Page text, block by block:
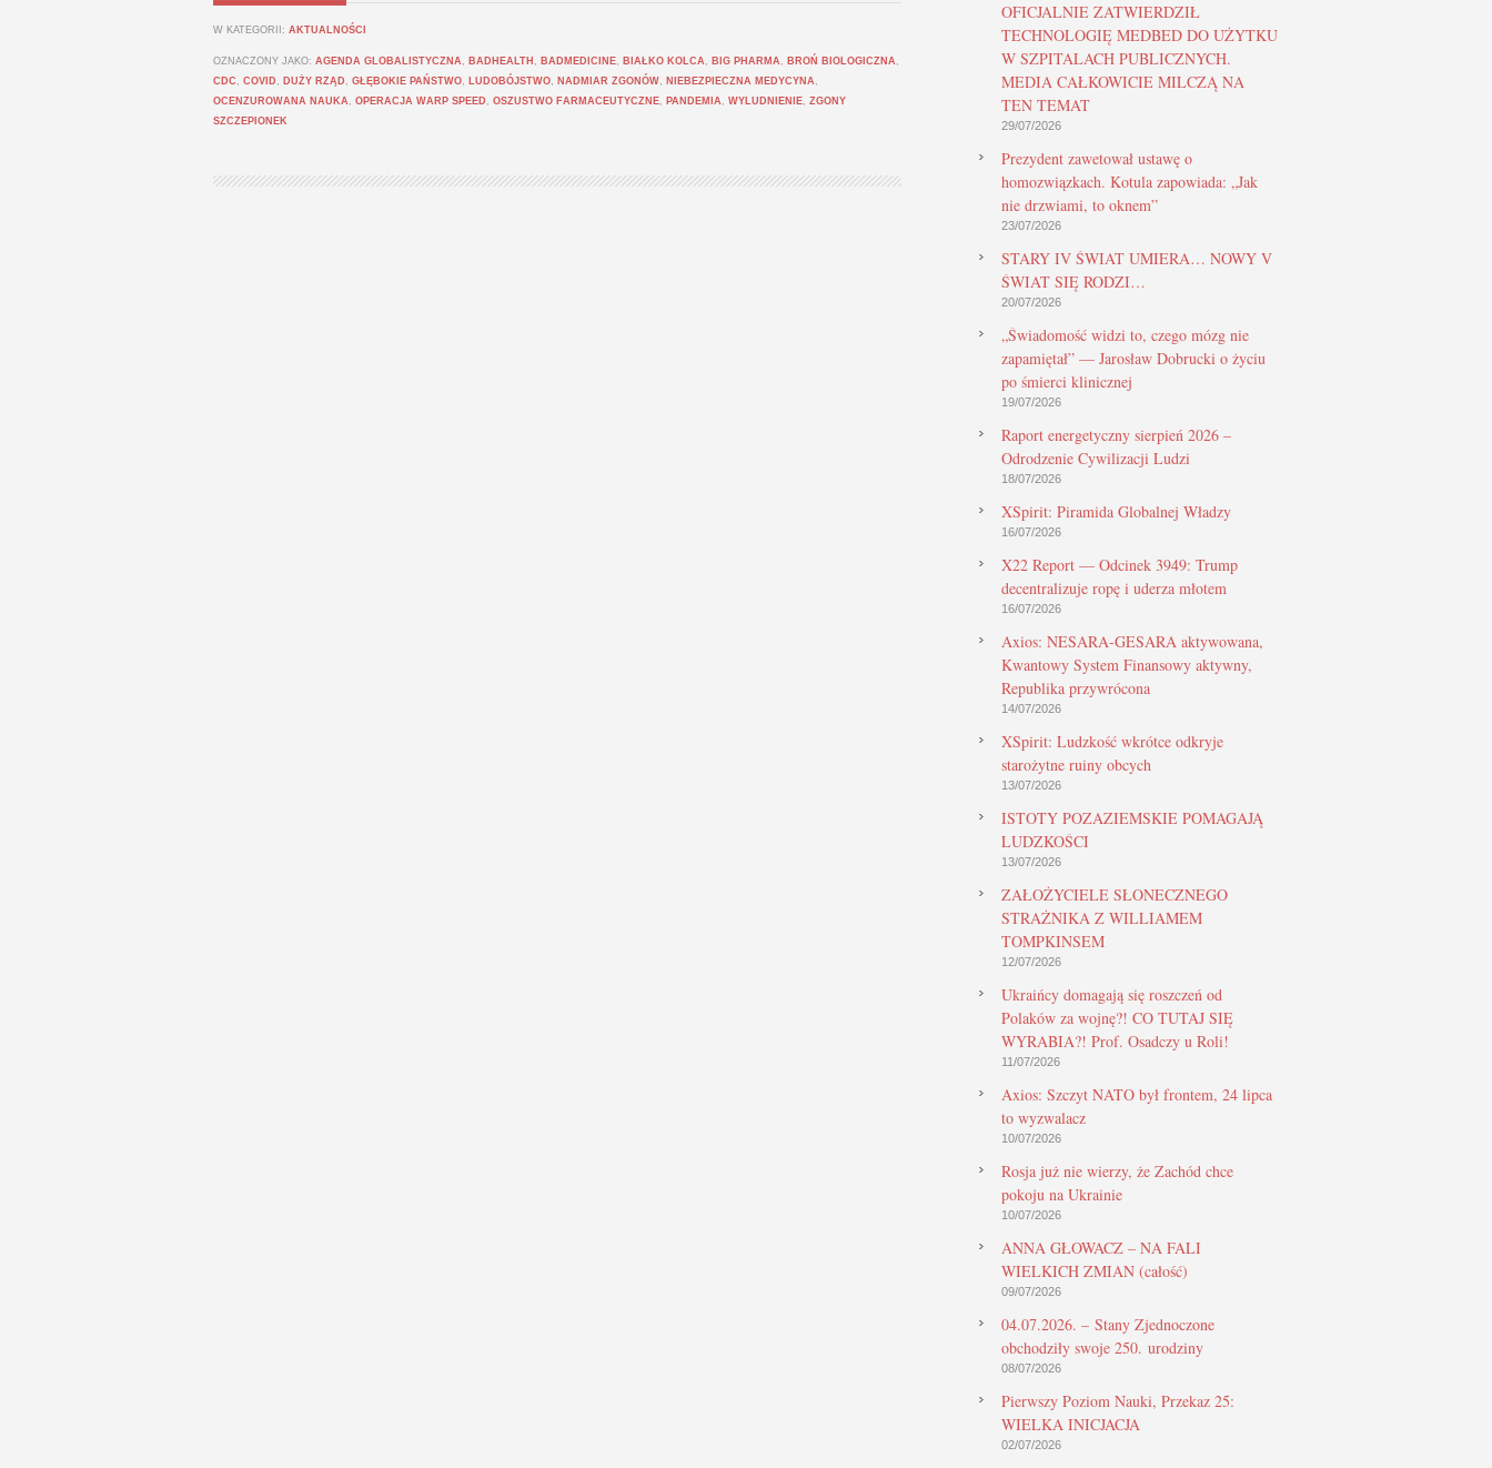
W KATEGORII: AKTUALNOŚCI
OZNACZONY JAKO: AGENDA GLOBALISTYCZNA , BADHEALTH , BADMEDICINE, BIAŁKO KOLCA , BIG PHARMA , BROŃ BIOLOGICZNA ,
CDC , COVID , DUŻY RZĄD , GŁĘBOKIE PAŃSTWO, LUDOBÓJSTWO, NADMIAR ZGONÓW, NIEBEZPIECZNA MEDYCYNA ,
OCENZUROWANA NAUKA , OPERACJA WARP SPEED , OSZUSTWO FARMACEUTYCZNE, PANDEMIA , WYLUDNIENIE, ZGONY
SZCZEPIONEK
OFICJALNIE ZATWIERDZIŁ
TECHNOLOGIĘ MEDBED DO UŻYTKU
W SZPITALACH PUBLICZNYCH.
MEDIA CAŁKOWICIE MILCZĄ NA
TEN TEMAT
29/07/2026
Prezydent zawetował ustawę o
homozwiązkach. Kotula zapowiada: „Jak
nie drzwiami, to oknem”
23/07/2026
STARY IV ŚWIAT UMIERA… NOWY V
ŚWIAT SIĘ RODZI…
20/07/2026
„Świadomość widzi to, czego mózg nie
zapamiętał” — Jarosław Dobrucki o życiu
po śmierci klinicznej
19/07/2026
Raport energetyczny sierpień 2026 –
Odrodzenie Cywilizacji Ludzi
18/07/2026
XSpirit: Piramida Globalnej Władzy
16/07/2026
X22 Report — Odcinek 3949: Trump
decentralizuje ropę i uderza młotem
16/07/2026
Axios: NESARA-GESARA aktywowana,
Kwantowy System Finansowy aktywny,
Republika przywrócona
14/07/2026
XSpirit: Ludzkość wkrótce odkryje
starożytne ruiny obcych
13/07/2026
ISTOTY POZAZIEMSKIE POMAGAJĄ
LUDZKOŚCI
13/07/2026
ZAŁOŻYCIELE SŁONECZNEGO
STRAŻNIKA Z WILLIAMEM
TOMPKINSEM
12/07/2026
Ukraińcy domagają się roszczeń od
Polaków za wojnę?! CO TUTAJ SIĘ
WYRABIA?! Prof. Osadczy u Roli!
11/07/2026
Axios: Szczyt NATO był frontem, 24 lipca
to wyzwalacz
10/07/2026
Rosja już nie wierzy, że Zachód chce
pokoju na Ukrainie
10/07/2026
ANNA GŁOWACZ – NA FALI
WIELKICH ZMIAN (całość)
09/07/2026
04.07.2026. – Stany Zjednoczone
obchodziły swoje 250. urodziny
08/07/2026
Pierwszy Poziom Nauki, Przekaz 25:
WIELKA INICJACJA
02/07/2026